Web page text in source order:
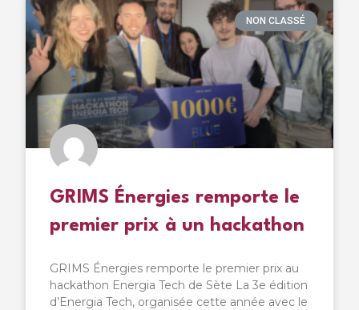
NON CLASSÉ
GRIMS Énergies remporte le
premier prix à un hackathon
GRIMS Énergies remporte le premier prix au
hackathon Energia Tech de Sète La 3e édition
d’Energia Tech, organisée cette année avec le